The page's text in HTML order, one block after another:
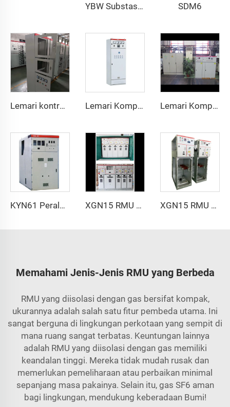
YBW Substasi Box Outdoor SDM6
Lemari kontrol/panel Lemari Kompensasi Daya Reaktif Lemari Kompensasi Cerdas
KYN61 Peralatan Sakelar Tegangan Tinggi XGN15 RMU Tegangan Tinggi XGN15 RMU Berisolasi Gas
Memahami Jenis-Jenis RMU yang Berbeda
RMU yang diisolasi dengan gas bersifat kompak,
ukurannya adalah salah satu fitur pembeda utama. Ini
sangat berguna di lingkungan perkotaan yang sempit di
mana ruang sangat terbatas. Keuntungan lainnya
adalah RMU yang diisolasi dengan gas memiliki
keandalan tinggi. Mereka tidak mudah rusak dan
memerlukan pemeliharaan atau perbaikan minimal
sepanjang masa pakainya. Selain itu, gas SF6 aman
bagi lingkungan, mendukung keberadaan Bumi!